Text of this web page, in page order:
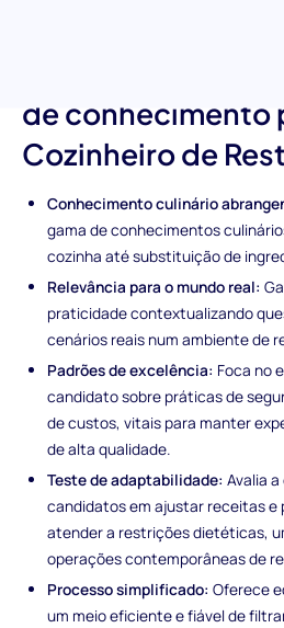
de conhecimento
Cozinheiro de
Conhecimento culinário
gama de conhecimentos
cozinha até substituição de
Relevância para o mundo real:
praticidade contextualizando
cenários reais num ambiente de
Padrões de excelência: Foca no
candidato sobre práticas de
de custos, vitais para manter
de alta qualidade.
Teste de adaptabilidade: Avalia
candidatos em ajustar receitas e
atender a restrições dietéticas,
operações contemporâneas de
Processo simplificado: Oferece
um meio eficiente e fiável de